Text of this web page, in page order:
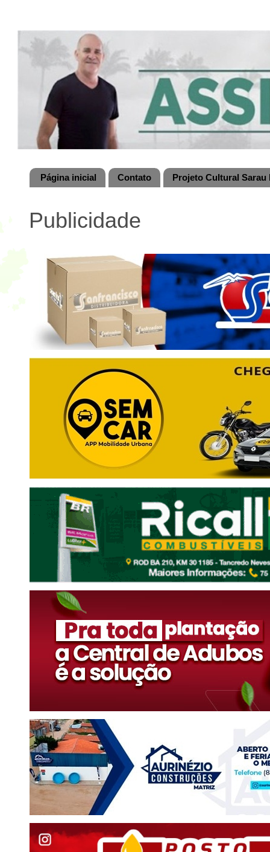
Página inicial Contato Projeto Cultural
Publicidade